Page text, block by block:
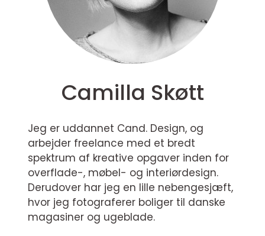
Camilla Skøtt
Jeg er uddannet Cand. Design, og
arbejder freelance med et bredt
spektrum af kreative opgaver inden for
overflade-, møbel- og interiørdesign.
Derudover har jeg en lille nebengesjæft,
hvor jeg fotograferer boliger til danske
magasiner og ugeblade.